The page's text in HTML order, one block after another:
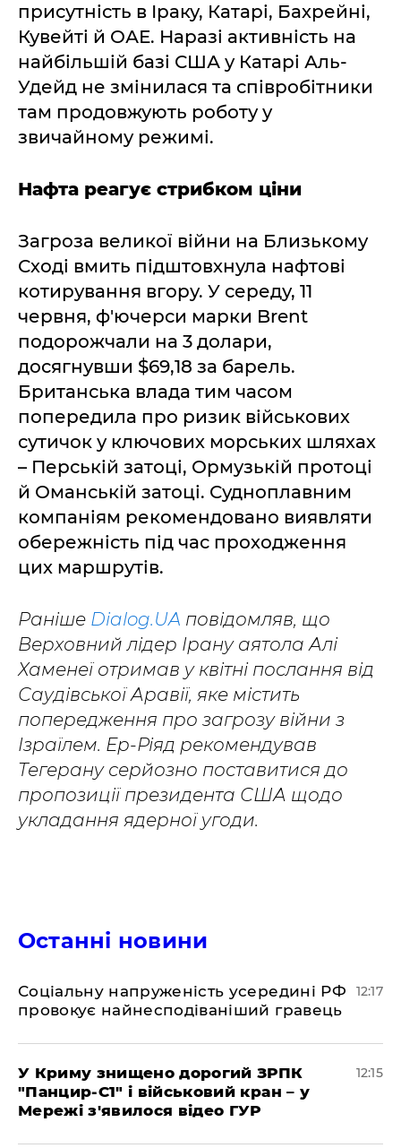
присутність в Іраку, Катарі, Бахрейні,
Кувейті й ОАЕ. Наразі активність на
найбільшій базі США у Катарі Аль-
Удейд не змінилася та співробітники
там продовжують роботу у
звичайному режимі.
Нафта реагує стрибком ціни
Загроза великої війни на Близькому
Сході вмить підштовхнула нафтові
котирування вгору. У середу, 11
червня, ф'ючерси марки Brent
подорожчали на 3 долари,
досягнувши $69,18 за барель.
Британська влада тим часом
попередила про ризик військових
сутичок у ключових морських шляхах
– Перській затоці, Ормузькій протоці
й Оманській затоці. Судноплавним
компаніям рекомендовано виявляти
обережність під час проходження
цих маршрутів.
Раніше Dialog.UA повідомляв, що
Верховний лідер Ірану аятола Алі
Хаменеї отримав у квітні послання від
Саудівської Аравії, яке містить
попередження про загрозу війни з
Ізраїлем. Ер-Ріяд рекомендував
Тегерану серйозно поставитися до
пропозиції президента США щодо
укладання ядерної угоди.
Останні новини
Соціальну напруженість усередині РФ
провокує найнесподіваніший гравець
12:17
У Криму знищено дорогий ЗРПК
"Панцир-С1" і військовий кран – у
Мережі з'явилося відео ГУР
12:15